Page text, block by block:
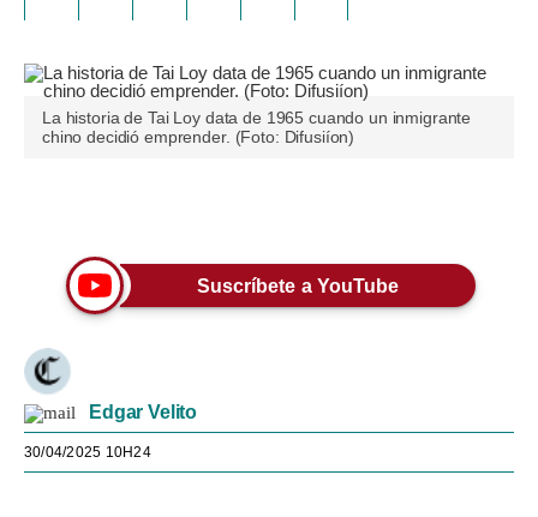
La historia de Tai Loy data de 1965 cuando un inmigrante
chino decidió emprender. (Foto: Difusiíon)
Suscríbete a YouTube
Edgar Velito
30/04/2025 10H24